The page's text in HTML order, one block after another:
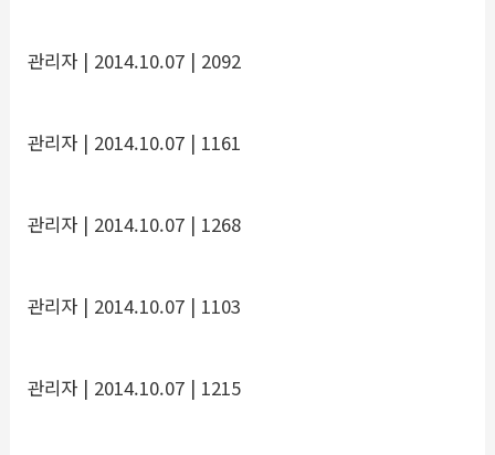
관리자 | 2014.10.07 | 2092
관리자 | 2014.10.07 | 1161
관리자 | 2014.10.07 | 1268
관리자 | 2014.10.07 | 1103
관리자 | 2014.10.07 | 1215